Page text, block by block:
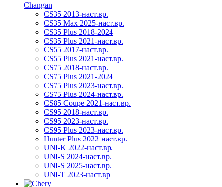
Changan
CS35 2013-наст.вр.
CS35 Max 2025-наст.вр.
CS35 Plus 2018-2024
CS35 Plus 2021-наст.вр.
CS55 2017-наст.вр.
CS55 Plus 2021-наст.вр.
CS75 2018-наст.вр.
CS75 Plus 2021-2024
CS75 Plus 2023-наст.вр.
CS75 Plus 2024-наст.вр.
CS85 Coupe 2021-наст.вр.
CS95 2018-наст.вр.
CS95 2023-наст.вр.
CS95 Plus 2023-наст.вр.
Hunter Plus 2022-наст.вр.
UNI-K 2022-наст.вр.
UNI-S 2024-наст.вр.
UNI-S 2025-наст.вр.
UNI-T 2023-наст.вр.